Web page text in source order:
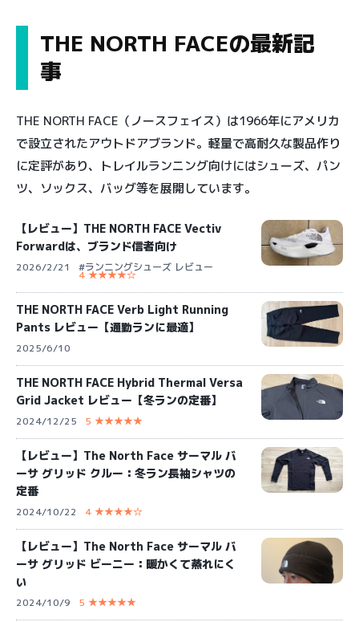
THE NORTH FACEの最新記
事
THE NORTH FACE（ノースフェイス）は1966年にアメリカ
で設立されたアウトドアブランド。軽量で高耐久な製品作り
に定評があり、トレイルランニング向けにはシューズ、パン
ツ、ソックス、バッグ等を展開しています。
【レビュー】THE NORTH FACE Vectiv
Forwardは、ブランド信者向け
2026/2/21 #ランニングシューズ レビュー
4 ★★★★☆
THE NORTH FACE Verb Light Running
Pants レビュー【通勤ランに最適】
2025/6/10
THE NORTH FACE Hybrid Thermal Versa
Grid Jacket レビュー【冬ランの定番】
2024/12/25 5 ★★★★★
【レビュー】The North Face サーマル バ
ーサ グリッド クルー：冬ラン長袖シャツの
定番
2024/10/22 4 ★★★★☆
【レビュー】The North Face サーマル バ
ーサ グリッド ビーニー：暖かくて蒸れにく
い
2024/10/9 5 ★★★★★